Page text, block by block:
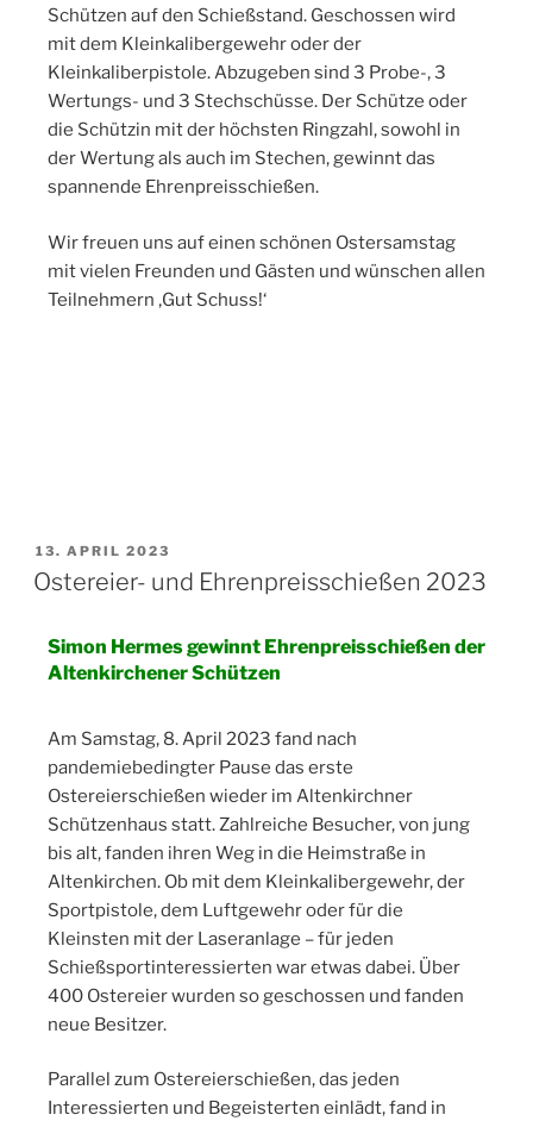
Schützen auf den Schießstand. Geschossen wird
mit dem Kleinkalibergewehr oder der
Kleinkaliberpistole. Abzugeben sind 3 Probe-, 3
Wertungs- und 3 Stechschüsse. Der Schütze oder
die Schützin mit der höchsten Ringzahl, sowohl in
der Wertung als auch im Stechen, gewinnt das
spannende Ehrenpreisschießen.
Wir freuen uns auf einen schönen Ostersamstag
mit vielen Freunden und Gästen und wünschen allen
Teilnehmern ‚Gut Schuss!‘
13. APRIL 2023
Ostereier- und Ehrenpreisschießen 2023
Simon Hermes gewinnt Ehrenpreisschießen der
Altenkirchener Schützen
Am Samstag, 8. April 2023 fand nach
pandemiebedingter Pause das erste
Ostereierschießen wieder im Altenkirchner
Schützenhaus statt. Zahlreiche Besucher, von jung
bis alt, fanden ihren Weg in die Heimstraße in
Altenkirchen. Ob mit dem Kleinkalibergewehr, der
Sportpistole, dem Luftgewehr oder für die
Kleinsten mit der Laseranlage – für jeden
Schießsportinteressierten war etwas dabei. Über
400 Ostereier wurden so geschossen und fanden
neue Besitzer.
Parallel zum Ostereierschießen, das jeden
Interessierten und Begeisterten einlädt, fand in